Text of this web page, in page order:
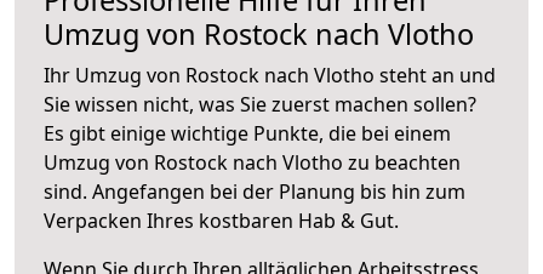
Umzug von Rostock nach Vlotho
Ihr Umzug von Rostock nach Vlotho steht an und
Sie wissen nicht, was Sie zuerst machen sollen?
Es gibt einige wichtige Punkte, die bei einem
Umzug von Rostock nach Vlotho zu beachten
sind. Angefangen bei der Planung bis hin zum
Verpacken Ihres kostbaren Hab & Gut.